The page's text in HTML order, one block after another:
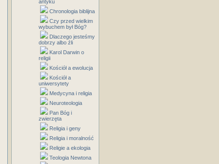
antyku
Chronologia biblijna
Czy przed wielkim
wybuchem był Bóg?
Dlaczego jesteśmy
dobrzy albo źli
Karol Darwin o
religii
Kościół a ewolucja
Kościół a
uniwersytety
Medycyna i religia
Neuroteologia
Pan Bóg i
zwierzęta
Religia i geny
Religia i moralność
Religie a ekologia
Teologia Newtona